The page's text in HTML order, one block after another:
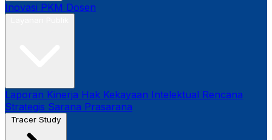
Inovasi PKM Dosen
Laporan Kinerja Hak Kekayaan Intelektual Rencana
Strategis Sarana Prasarana
Tracer Study